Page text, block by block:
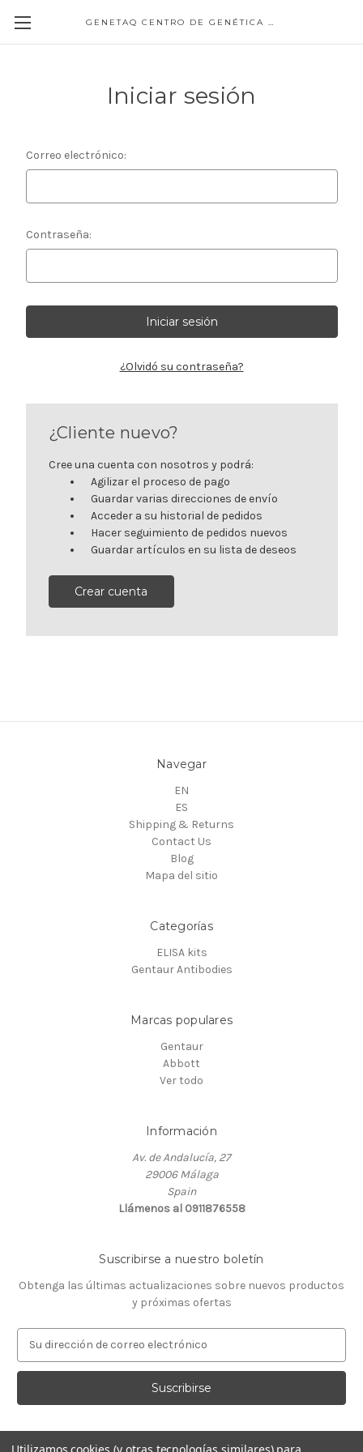
GENETAQ CENTRO DE GENÉTICA MOLECULAR
Iniciar sesión
Correo electrónico:
Contraseña:
¿Olvidó su contraseña?
¿Cliente nuevo?
Cree una cuenta con nosotros y podrá:
Agilizar el proceso de pago
Guardar varias direcciones de envío
Acceder a su historial de pedidos
Hacer seguimiento de pedidos nuevos
Guardar artículos en su lista de deseos
Crear cuenta
Navegar
EN
ES
Shipping & Returns
Contact Us
Blog
Mapa del sitio
Categorías
ELISA kits
Gentaur Antibodies
Marcas populares
Gentaur
Abbott
Ver todo
Información
Av. de Andalucía, 27
29006 Málaga
Spain
Llámenos al 0911876558
Suscribirse a nuestro boletín
Obtenga las últimas actualizaciones sobre nuevos productos
y próximas ofertas
r
c